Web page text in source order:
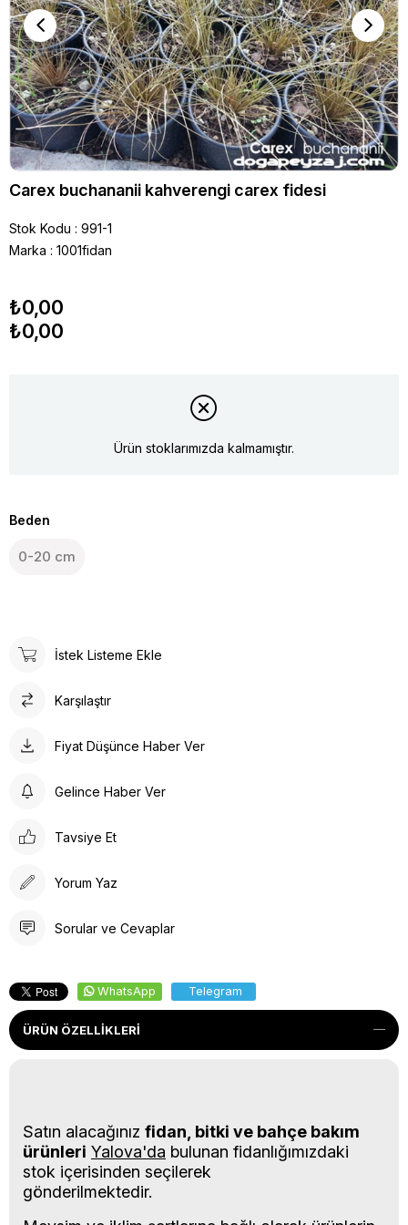
Carex buchananii kahverengi carex fidesi
Stok Kodu
991-1
Marka : 1001fidan
₺0,00
₺0,00
Ürün stoklarımızda kalmamıştır.
Beden
0-20 cm
İstek Listeme Ekle
Karşılaştır
Fiyat Düşünce Haber Ver
Gelince Haber Ver
Tavsiye Et
Yorum Yaz
Sorular ve Cevaplar
WhatsApp Telegram
ÜRÜN ÖZELLIKLERI
Satın alacağınız fidan, bitki ve bahçe bakım
ürünleri Yalova'da bulunan fidanlığımızdaki
stok içerisinden seçilerek
gönderilmektedir.